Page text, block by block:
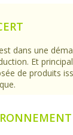
dans une
Et
de produits